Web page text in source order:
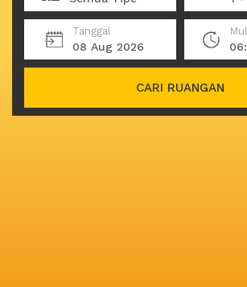
Tanggal
08 Aug 2026
CARI RUANGAN